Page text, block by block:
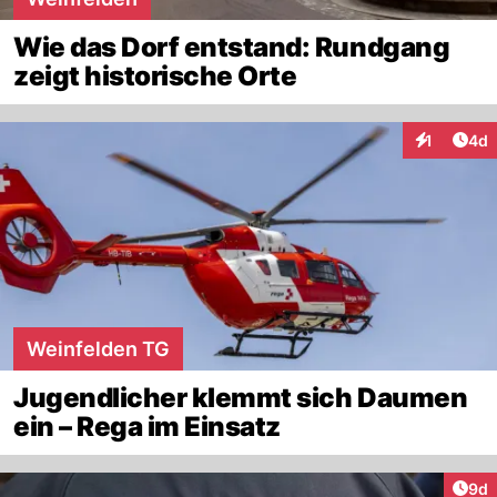
Wie das Dorf entstand: Rundgang
zeigt historische Orte
1 4d
Weinfelden TG
Jugendlicher klemmt sich Daumen
ein – Rega im Einsatz
9d